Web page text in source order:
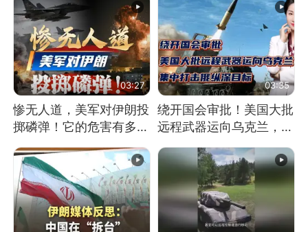
03:27
惨无人道，美军对伊朗投
掷磷弹！它的危害有多
03:35
绕开国会审批！美国大批
远程武器运向乌克兰，集